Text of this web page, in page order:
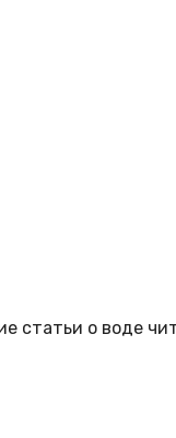
статьи о воде